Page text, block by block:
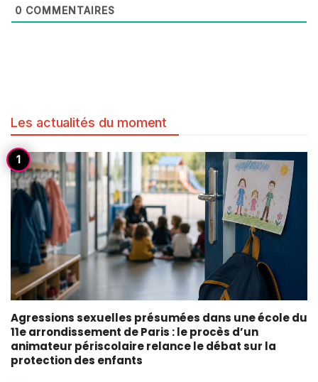
0 COMMENTAIRES
Les actualités du moment
Agressions sexuelles présumées dans une école du
11e arrondissement de Paris : le procès d’un
animateur périscolaire relance le débat sur la
protection des enfants